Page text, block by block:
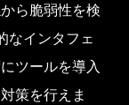
ら脆弱性を検
なインタフェ
ツールを導入
策を行えま